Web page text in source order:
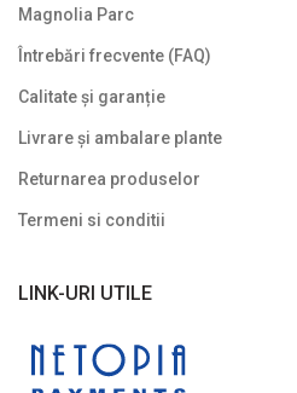
Plante columnare
Plante cu bobițe
Plante cu flori
Plante cu frunze albastre/ argintii
Plante cu frunze în două culori
Plante cu frunze verzi
Magnolia Parc
Întrebări frecvente (FAQ)
Calitate și garanție
Livrare și ambalare plante
Returnarea produselor
Termeni si conditii
LINK-URI UTILE